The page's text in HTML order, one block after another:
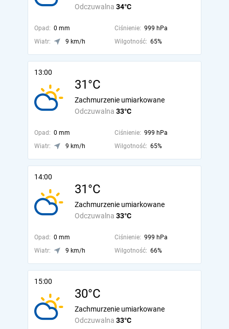
Odczuwalna 34°C
Opad: 0 mm Ciśnienie: 999 hPa
Wiatr:
9 km/h Wilgotność: 65%
13:00
31°C
Odczuwalna 33°C
Zachmurzenie umiarkowane
Opad: 0 mm Ciśnienie: 999 hPa
Wiatr:
9 km/h Wilgotność: 65%
14:00
31°C
Odczuwalna 33°C
Zachmurzenie umiarkowane
Opad: 0 mm Ciśnienie: 999 hPa
Wiatr:
9 km/h Wilgotność: 66%
15:00
30°C
Odczuwalna 33°C
Zachmurzenie umiarkowane